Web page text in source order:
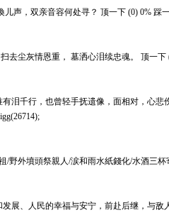
儿声，双亲音容何处寻？ 顶一下 (0) 0% 踩
去尘灰情恩重， 墓洒心泪续忠魂。 顶一下
泪千行，也曾轻手抚遗像，面相对，心
/野外墳頭祭親人/涙和雨水紙錢化/水酒三
展、人民的幸福与安宁，前赴后继，与